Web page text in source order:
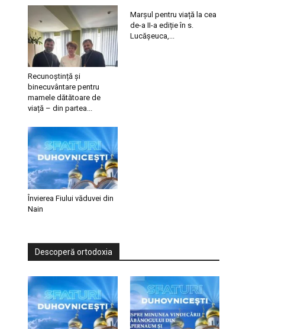
Recunoștință și
binecuvântare pentru
mamele dătătoare de
viață – din partea...
Marșul pentru viață la cea
de-a II-a ediție în s.
Lucășeuca,...
Învierea Fiului văduvei din
Nain
Descoperă ortodoxia